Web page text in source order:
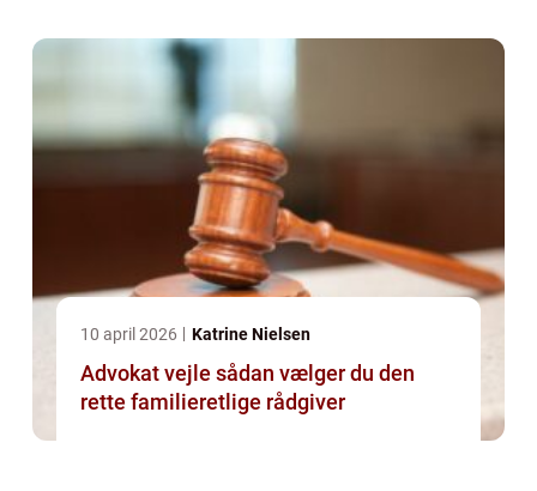
10 april 2026 Katrine Nielsen
Advokat vejle sådan vælger du den
rette familieretlige rådgiver